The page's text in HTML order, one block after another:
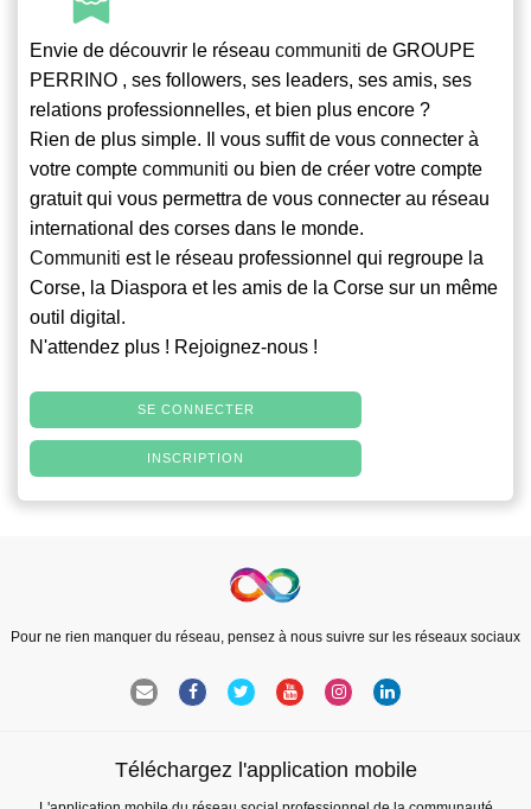
Envie de découvrir le réseau communiti de GROUPE
PERRINO , ses followers, ses leaders, ses amis, ses
relations professionnelles, et bien plus encore ?
Rien de plus simple. Il vous suffit de vous connecter à
votre compte communiti ou bien de créer votre compte
gratuit qui vous permettra de vous connecter au réseau
international des corses dans le monde.
Communiti est le réseau professionnel qui regroupe la
Corse, la Diaspora et les amis de la Corse sur un même
outil digital.
N'attendez plus ! Rejoignez-nous !
SE CONNECTER
INSCRIPTION
Pour ne rien manquer du réseau, pensez à nous suivre sur les réseaux sociaux
Téléchargez l'application mobile